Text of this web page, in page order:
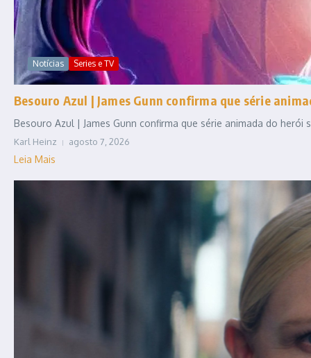
Notícias Series e TV
Besouro Azul | James Gunn confirma que série
Besouro Azul | James Gunn confirma que série animada do
Karl Heinz agosto 7, 2026
Leia Mais